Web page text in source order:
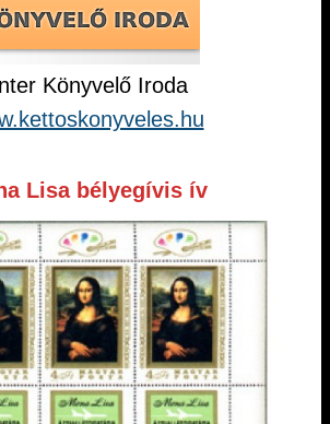
Könyvelő Iroda
Lisa bélyegívis ív